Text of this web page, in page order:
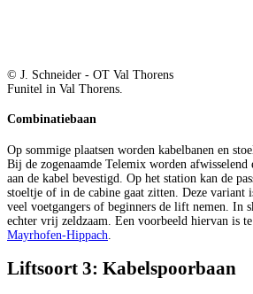
© J. Schneider - OT Val Thorens
Funitel in Val Thorens.
Combinatiebaan
Op sommige plaatsen worden kabelbanen en
Bij de zogenaamde Telemix worden afwisselend
aan de kabel bevestigd. Op het station kan de
stoeltje of in de cabine gaat zitten. Deze variant
veel voetgangers of beginners de lift nemen. In
echter vrij zeldzaam. Een voorbeeld hiervan is
Mayrhofen-Hippach
Liftsoort 3: Kabelspoorbaan